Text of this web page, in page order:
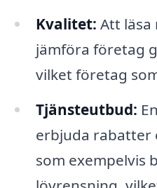
Kvalitet: Att läsa
jämföra företag
vilket företag
Tjänsteutbud:
erbjuda rabatter
som exempelvis